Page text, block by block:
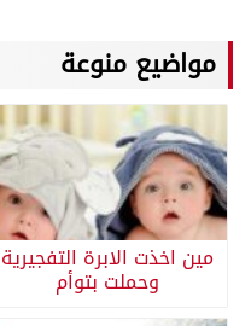
مواضيع منوعة
مين اخذت الابرة التفجيرية
وحملت بتوأم